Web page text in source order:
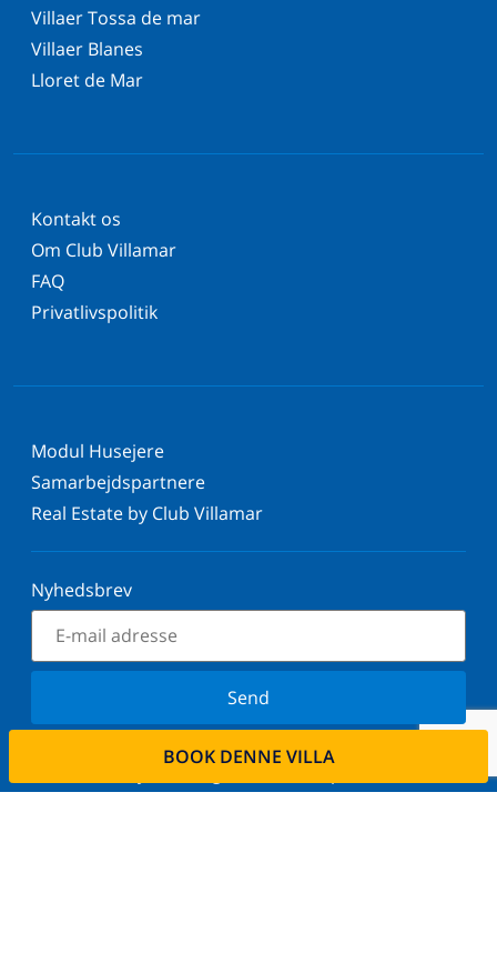
BOOK DENNE VILLA
Villaer Tossa de mar
Villaer Blanes
Lloret de Mar
Kontakt os
Om Club Villamar
FAQ
Privatlivspolitik
Modul Husejere
Samarbejdspartnere
Real Estate by Club Villamar
Nyhedsbrev
Send
Tilmeld dig vores nyhedsbrev og bliv orienteret om
privatliv.